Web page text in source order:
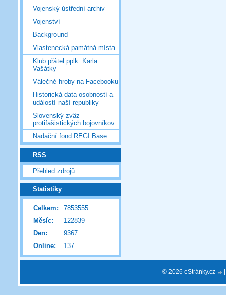
Vojenský ústřední archiv
Vojenství
Background
Vlastenecká památná místa
Klub přátel pplk. Karla
Vašátky
Válečné hroby na Facebooku
Historická data osobností a
událostí naší republiky
Slovenský zväz
protifašistických bojovníkov
Nadační fond REGI Base
RSS
Přehled zdrojů
Statistiky
Online: 137
Celkem:
7853555
Měsíc:
122839
Den:
9367
© 2026 eStránky.cz